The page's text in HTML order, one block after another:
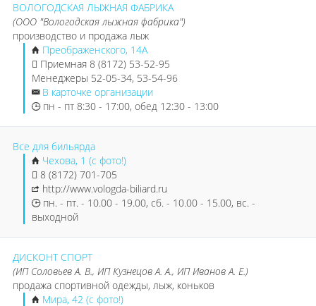
ВОЛОГОДСКАЯ ЛЫЖНАЯ ФАБРИКА
(ООО "Вологодская лыжная фабрика")
производство и продажа лыж
Преображенского, 14А
Приемная 8 (8172) 53-52-95
Менеджеры 52-05-34, 53-54-96
В карточке организации
пн - пт 8:30 - 17:00, обед 12:30 - 13:00
Все для бильярда
Чехова, 1 (с фото!)
8 (8172) 701-705
http://www.vologda-biliard.ru
пн. - пт. - 10.00 - 19.00, сб. - 10.00 - 15.00, вс. -
выходной
ДИСКОНТ СПОРТ
(ИП Соловьев А. В., ИП Кузнецов А. А., ИП Иванов А. Е.)
продажа спортивной одежды, лыж, коньков
Мира, 42 (с фото!)